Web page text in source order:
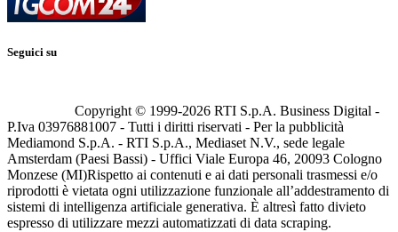
Seguici su
Copyright © 1999-2026 RTI S.p.A. Business Digital -
P.Iva 03976881007 - Tutti i diritti riservati - Per la pubblicità
Mediamond S.p.A. - RTI S.p.A., Mediaset N.V., sede legale
Amsterdam (Paesi Bassi) - Uffici Viale Europa 46, 20093 Cologno
Monzese (MI)Rispetto ai contenuti e ai dati personali trasmessi e/o
riprodotti è vietata ogni utilizzazione funzionale all’addestramento di
sistemi di intelligenza artificiale generativa. È altresì fatto divieto
espresso di utilizzare mezzi automatizzati di data scraping.